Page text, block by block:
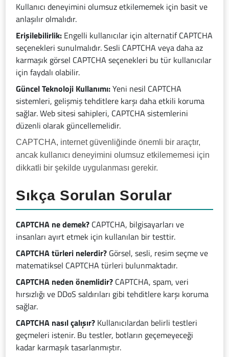
Kullanıcı deneyimini olumsuz etkilememek için basit ve
anlaşılır olmalıdır.
Erişilebilirlik: Engelli kullanıcılar için alternatif CAPTCHA
seçenekleri sunulmalıdır. Sesli CAPTCHA veya daha az
karmaşık görsel CAPTCHA seçenekleri bu tür kullanıcılar
için faydalı olabilir.
Güncel Teknoloji Kullanımı:Yeni nesil CAPTCHA
sistemleri, gelişmiş tehditlere karşı daha etkili koruma
sağlar. Web sitesi sahipleri, CAPTCHA sistemlerini
düzenli olarak güncellemelidir.
CAPTCHA, internet güvenliğinde önemli bir araçtır,
ancak kullanıcı deneyimini olumsuz etkilememesi için
dikkatli bir şekilde uygulanması gerekir.
Sıkça Sorulan Sorular
CAPTCHA ne demek? CAPTCHA, bilgisayarları ve
insanları ayırt etmek için kullanılan bir testtir.
CAPTCHA türleri nelerdir? Görsel, sesli, resim seçme ve
matematiksel CAPTCHA türleri bulunmaktadır.
CAPTCHA neden önemlidir? CAPTCHA, spam, veri
hırsızlığı ve DDoS saldırıları gibi tehditlere karşı koruma
sağlar.
CAPTCHA nasıl çalışır? Kullanıcılardan belirli testleri
geçmeleri istenir. Bu testler, botların geçemeyeceği
kadar karmaşık tasarlanmıştır.